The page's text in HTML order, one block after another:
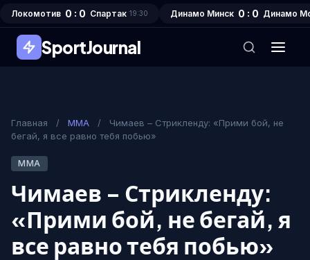
Локомотив 0 : 0 Спартак 19:30 Динамо Минск 0 : 0 Динамо
SportJournal
Главная / MMA /
Чимаев – Стрикленду: «Прими бой, не
бегай, я все равно тебя побью»
MMA
Чимаев – Стрикленду:
«Прими бой, не бегай, я
все равно тебя побью»